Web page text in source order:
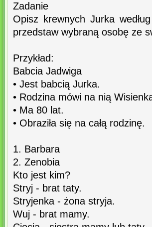
Zadanie
Opisz krewnych Jurka
przedstaw wybraną osobę ze
Przykład:
Babcia Jadwiga
• Jest babcią Jurka.
• Rodzina mówi na nią
• Ma 80 lat.
• Obraziła się na całą rodzinę.
1. Barbara
2. Zenobia
Kto jest kim?
Stryj - brat taty.
Stryjenka - żona stryja.
Wuj - brat mamy.